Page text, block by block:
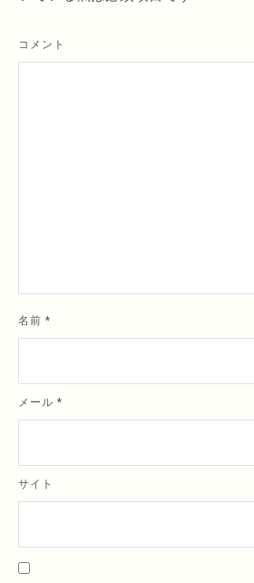
コメント
名前 *
メール *
サイト